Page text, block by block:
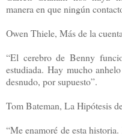
manera en que ningún
Owen Thiele, Más de la cuenta
“El cerebro de Benny
estudiada. Hay mucho
desnudo, por supuesto”.
Tom Bateman, La Hipótesis
“Me enamoré de esta